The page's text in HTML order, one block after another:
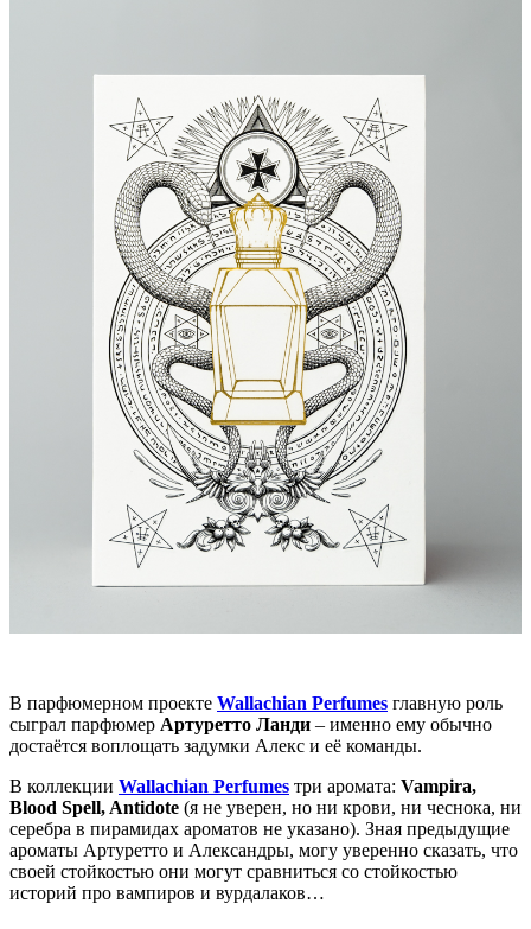
В парфюмерном проекте Wallachian Perfumes главную роль
сыграл парфюмер Артуретто Ланди – именно ему обычно
достаётся воплощать задумки Алекс и её команды.
В коллекции Wallachian Perfumes три аромата: Vampira,
Blood Spell, Antidote (я не уверен, но ни крови, ни чеснока, ни
серебра в пирамидах ароматов не указано). Зная предыдущие
ароматы Артуретто и Александры, могу уверенно сказать, что
своей стойкостью они могут сравниться со стойкостью
историй про вампиров и вурдалаков…